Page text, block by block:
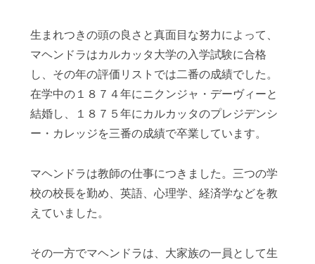
生まれつきの頭の良さと真面目な努力によって、
マヘンドラはカルカッタ大学の入学試験に合格
し、その年の評価リストでは二番の成績でした。
在学中の１８７４年にニクンジャ・デーヴィーと
結婚し、１８７５年にカルカッタのプレジデンシ
ー・カレッジを三番の成績で卒業しています。
マヘンドラは教師の仕事につきました。三つの学
校の校長を勤め、英語、心理学、経済学などを教
えていました。
その一方でマヘンドラは、大家族の一員として生